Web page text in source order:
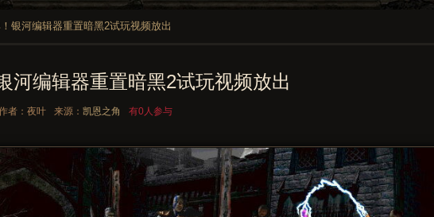
银河编辑器重置暗黑2试玩视频放出
河编辑器重置暗黑2试玩视频放出
者：夜叶 来源： 凯恩之角 有0人参与